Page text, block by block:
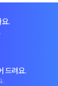
.
드려요.
.